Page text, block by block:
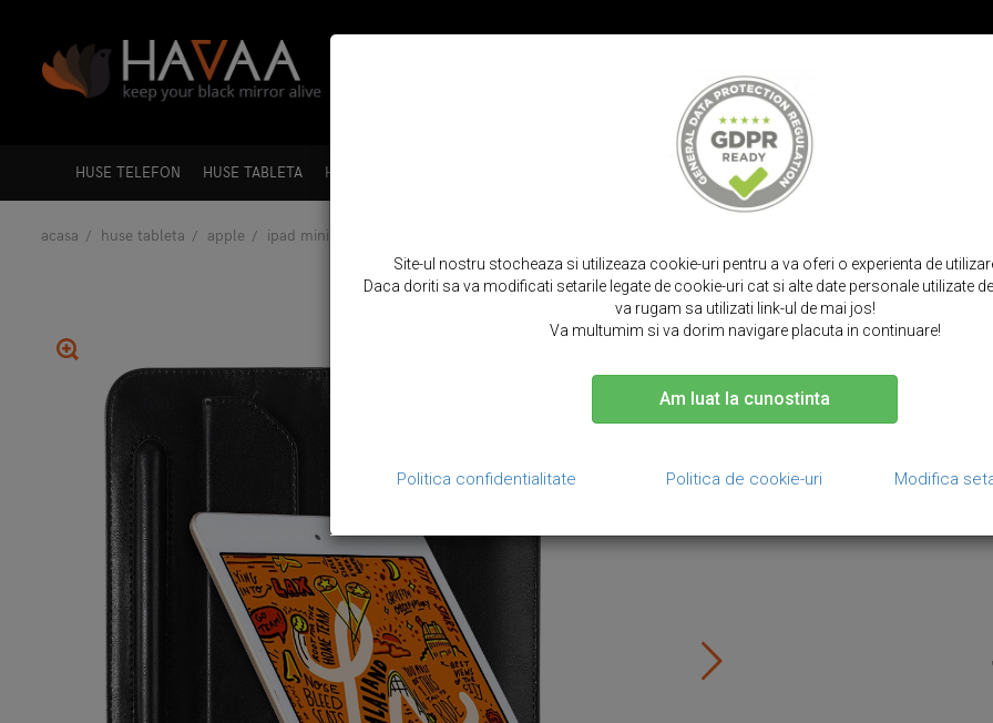
HUSE TELEFON HUSE TABLETA HUSE LAPTOP CURELE SMARTWATCH TOCURI SI SACULETI
acasa huse tableta apple ipad mini 5 (2019) husa piele fina microfibra tip plic, functie stand, suport pencil, ipad mini 5 (2019) /
Husa piele
stand,
/ 3 / 2 / 1
Site-ul nostru stocheaza si utilizeaza cookie-uri pentru a va oferi o experienta de
Daca doriti sa va modificati setarile legate de cookie-uri cat si alte date personale utilizate
va rugam sa utilizati link-ul de mai jos!
Va multumim si va dorim navigare placuta in continuare!
Am luat la cunostinta
Politica confidentialitate Politica de cookie-uri Modifica